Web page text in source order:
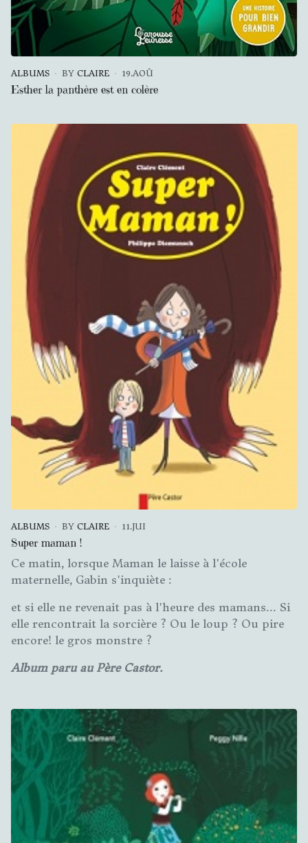
ALBUMS BY CLAIRE 19.AOÛ
Esther la panthère est en colère
ALBUMS BY CLAIRE 11.JUI
Super maman !
Ce matin, lorsque Maman le laisse à l'école
maternelle, Gabin s'inquiète :
et si elle ne revenait pas à l'heure des mamans... Si
elle rencontrait la sorcière ? Ou le loup ? Ou pire
encore! le gros monstre ?
Album paru au Père Castor.